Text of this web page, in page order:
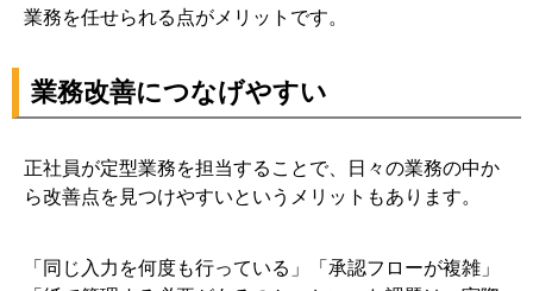
業務を任せられる点がメリットです。
業務改善につなげやすい
正社員が定型業務を担当することで、日々の業務の中か
ら改善点を見つけやすいというメリットもあります。
「同じ入力を何度も行っている」「承認フローが複雑」